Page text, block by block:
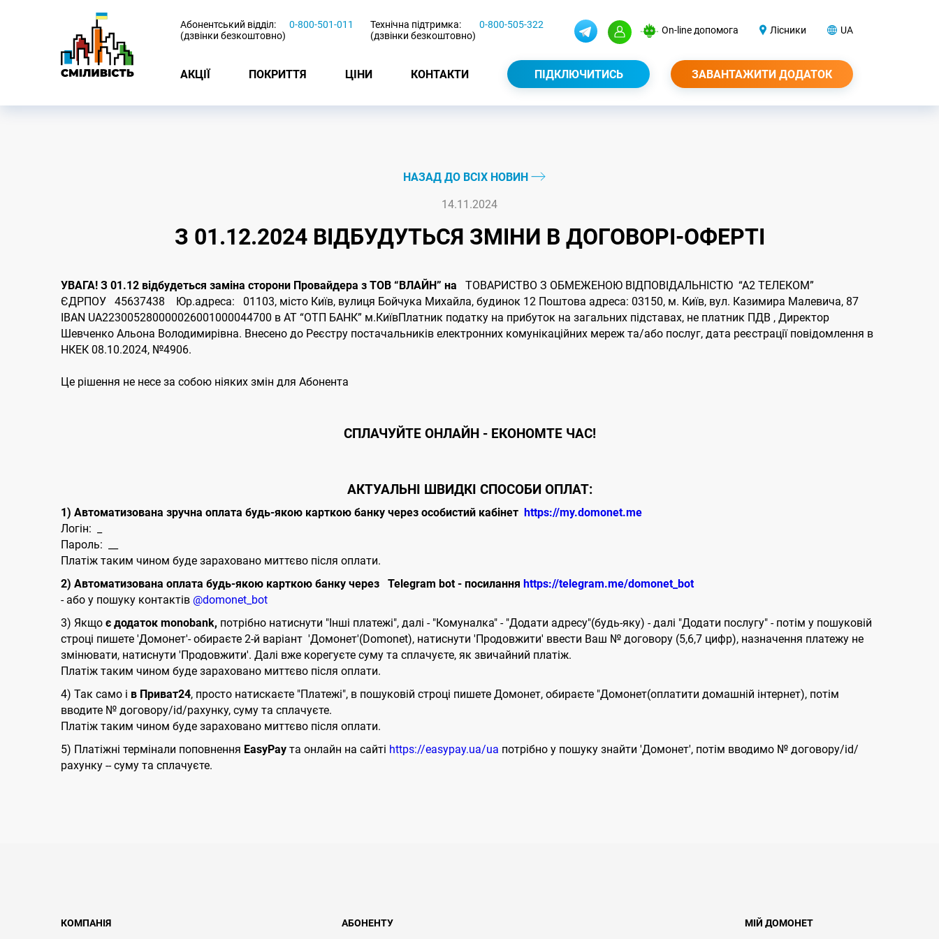
Абонентський відділ:
(дзвінки безкоштовно)
0-800-501-011
Технічна підтримка:
(дзвінки безкоштовно)
0-800-505-322 On-line допомога Лісники UA
АКЦІЇ ПОКРИТТЯ ЦІНИ КОНТАКТИ ПІДКЛЮЧИТИСЬ ЗАВАНТАЖИТИ ДОДАТОК
НАЗАД ДО ВСІХ НОВИН
14.11.2024
З 01.12.2024 ВІДБУДУТЬСЯ ЗМІНИ В ДОГОВОРІ-ОФЕРТІ
УВАГА! З 01.12 відбудеться заміна сторони Провайдера з ТОВ “ВЛАЙН” на
ТОВАРИСТВО З ОБМЕЖЕНОЮ ВІДПОВІДАЛЬНІСТЮ “А2 ТЕЛЕКОМ”
ЄДРПОУ 45637438 Юр.адреса: 01103, місто Київ, вулиця Бойчука Михайла, будинок 12 Поштова адреса: 03150, м. Київ, вул. Казимира Малевича, 87
IBAN UA223005280000026001000044700 в АТ “ОТП БАНК” м.КиївПлатник податку на прибуток на загальних підставах, не платник ПДВ , Директор
Шевченко Альона Володимирівна. Внесено до Реєстру постачальників електронних комунікаційних мереж та/або послуг, дата реєстрації повідомлення в
НКЕК 08.10.2024, №4906.
Це рішення не несе за собою ніяких змін для Абонента
CПЛАЧУЙТЕОНЛАЙН - ЕКОНОМТЕ ЧАС!
АКТУАЛЬНІ ШВИДКІ СПОСОБИ ОПЛАТ:
1) Автоматизована зручна оплата будь-якою карткою банку через особистий кабінет https://my.domonet.me
Логін: _
Пароль: __
Платіж таким чином буде зараховано миттєво після оплати.
2) Автоматизована оплата будь-якою карткою банку через Telegram bot - посилання https://telegram.me/domonet_bot
- або у пошуку контактів @domonet_bot
3) Якщо є додаток monobank, потрібно натиснути "Інші платежі", далі - "Комуналка" - "Додати адресу"(будь-яку) - далі "Додати послугу" - потім у пошуковій
строці пишете 'Домонет'- обираєте 2-й варіант 'Домонет'(Domonet), натиснути 'Продовжити' ввести Ваш № договору (5,6,7 цифр), назначення платежу не
змінювати, натиснути 'Продовжити'. Далі вже корегуєте суму та сплачуєте, як звичайний платіж.
Платіж таким чином буде зараховано миттєво після оплати.
4) Так само і в Приват24, просто натискаєте "Платежі", в пошуковій строці пишете Домонет, обираєте "Домонет(оплатити домашній інтернет), потім
вводите № договору/id/рахунку, суму та сплачуєте.
Платіж таким чином буде зараховано миттєво після оплати.
5) Платіжні термінали поповнення EasyPay та онлайн на сайті https://easypay.ua/ua потрібно у пошуку знайти 'Домонет', потім вводимо № договору/id/
рахунку -- суму та сплачуєте.
КОМПАНІЯ АБОНЕНТУ МІЙ ДОМОНЕТ